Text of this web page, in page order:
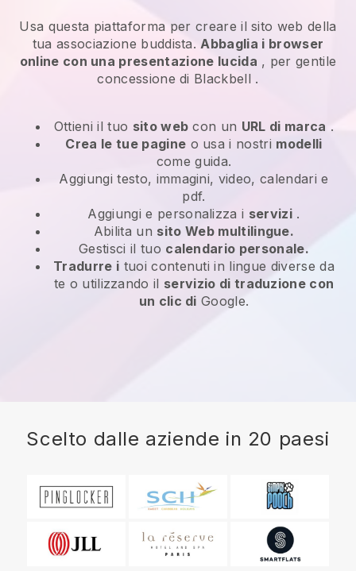
Usa questa piattaforma per creare il sito web della
tua associazione buddista. Abbaglia i browser
online con una presentazione lucida , per gentile
concessione di Blackbell .
Ottieni il tuo sito web con un URL di marca .
Crea le tue pagine o usa i nostri modelli
come guida.
Aggiungi testo, immagini, video, calendari e
pdf.
Aggiungi e personalizza i servizi.
Abilita un sito Web multilingue.
Gestisci il tuo calendario personale.
Tradurre i tuoi contenuti in lingue diverse da
te o utilizzando il servizio di traduzione con
un clic di Google.
Scelto dalle aziende in 20 paesi